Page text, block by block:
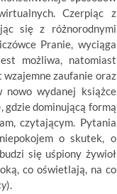
Czerpiąc z
się z różnorodnymi
Pranie, wyciąga
możliwa, natomiast
zaufanie oraz
nowo wydanej książce
dominującą formą
czytającym. Pytania
o skutek, o
się uśpiony żywioł
co oświetlają, na co
).